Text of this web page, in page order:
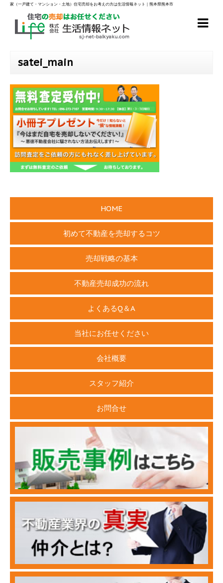
家（一戸建て・マンション・土地）住宅売却をお考えの方は生活情報ネット｜熊本県熊本市
satei_main
HOME
初めて不動産を売却するコツ
売却戦略の基本
不動産売却成功の流れ
よくあるQ＆A
当社にお任せください
会社概要
スタッフ紹介
お問合せ